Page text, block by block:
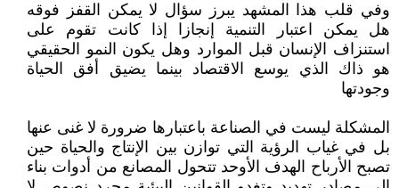
وفي قلب هذا المشهد يبرز سؤال لا يمكن القفز فوقه
هل يمكن اعتبار التنمية إنجازا إذا كانت تقوم على
استنزاف الإنسان قبل الموارد وهل يكون النمو الحقيقي
هو ذاك الذي يوسع الاقتصاد بينما يضيق أفق الحياة
وجودتها
المشكلة ليست في الصناعة باعتبارها ضرورة لا غنى عنها
بل في غياب الرؤية التي توازن بين الإنتاج والحياة حين
تصبح الأرباح الهدف الأوحد تتحول المصانع من أدوات بناء